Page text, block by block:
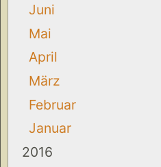
Juni
Mai
April
März
Februar
Januar
2016